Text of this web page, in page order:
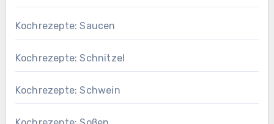
Kochrezepte: Saucen
Kochrezepte: Schnitzel
Kochrezepte: Schwein